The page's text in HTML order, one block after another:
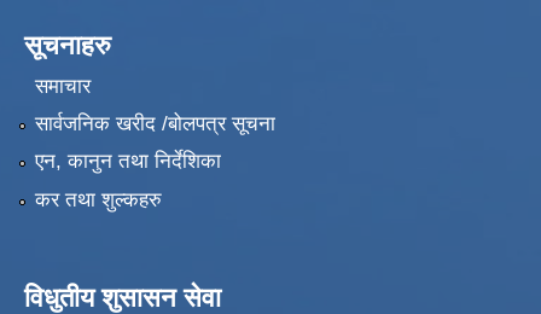
सूचनाहरु
समाचार
सार्वजनिक खरीद /बोलपत्र सूचना
एन, कानुन तथा निर्देशिका
कर तथा शुल्कहरु
विधुतीय शुसासन सेवा